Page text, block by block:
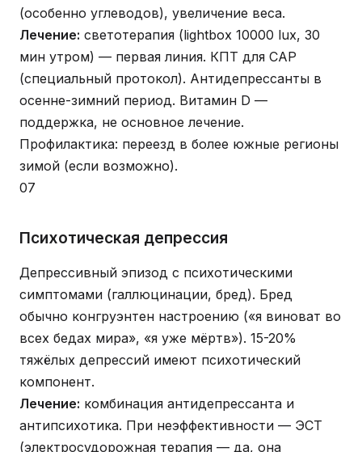
(особенно углеводов), увеличение веса.
Лечение: светотерапия (lightbox 10000 lux, 30
мин утром) — первая линия. КПТ для САР
(специальный протокол). Антидепрессанты в
осенне-зимний период. Витамин D —
поддержка, не основное лечение.
Профилактика: переезд в более южные регионы
зимой (если возможно).
07
Психотическая депрессия
Депрессивный эпизод с психотическими
симптомами (галлюцинации, бред). Бред
обычно конгруэнтен настроению («я виноват во
всех бедах мира», «я уже мёртв»). 15-20%
тяжёлых депрессий имеют психотический
компонент.
Лечение: комбинация антидепрессанта и
антипсихотика. При неэффективности — ЭСТ
(электросудорожная терапия — да, она